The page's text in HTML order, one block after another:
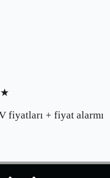
fiyatları + fiyat alarmı